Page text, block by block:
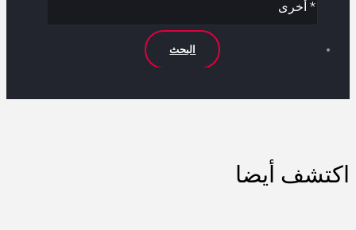
البحث
اكتشف أيضا